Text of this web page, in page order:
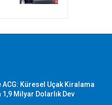
ACG: Küresel Uçak Kiralama
1,9 Milyar Dolarlık Dev